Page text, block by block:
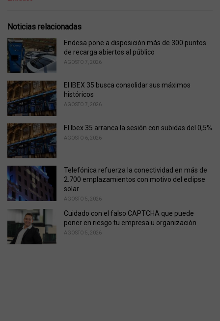
e
o
r
i
:
Noticias relacionadas
Endesa pone a disposición más de 300 puntos
de recarga abiertos al público
AGOSTO 7, 2026
El IBEX 35 busca consolidar sus máximos
históricos
AGOSTO 7, 2026
El Ibex 35 arranca la sesión con subidas del 0,5%
AGOSTO 6, 2026
Telefónica refuerza la conectividad en más de
2.700 emplazamientos con motivo del eclipse
solar
AGOSTO 5, 2026
Cuidado con el falso CAPTCHA que puede
poner en riesgo tu empresa u organización
AGOSTO 5, 2026